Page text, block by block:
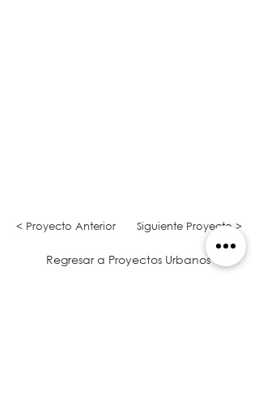
< Proyecto Anterior Siguiente Proyecto >
Regresar a Proyectos Urbanos